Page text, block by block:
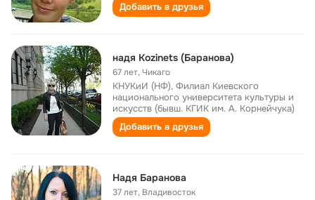
Добавить в друзья
надя Kozinets (Баранова)
67 лет,Чикаго
КНУКиИ (НФ), Филиал Киевского
национального университета культуры и
искусств (бывш. КГИК им. А. Корнейчука)
Добавить в друзья
Надя Баранова
37 лет, Владивосток